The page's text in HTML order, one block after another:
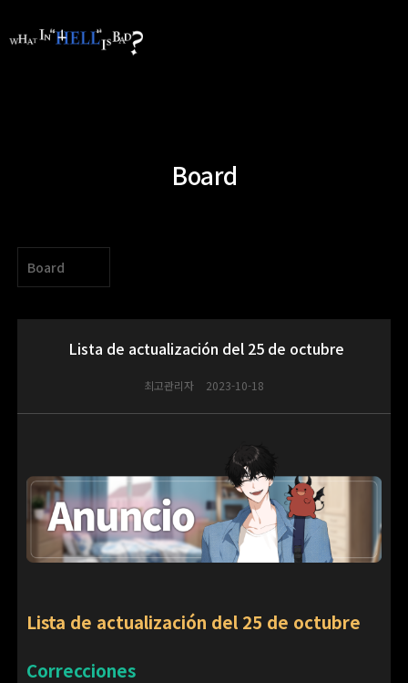
Board
Board
Lista de actualización del 25 de octubre
최고관리자 2023-10-18
Lista de actualización del 25 de octubre
Correcciones